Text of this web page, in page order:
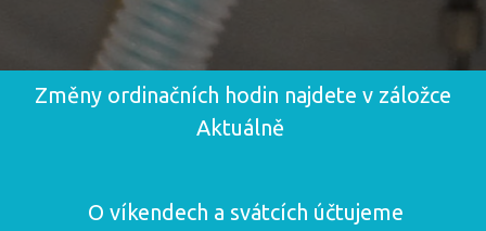
Změny ordinačních hodin najdete v záložce
Aktuálně
O víkendech a svátcích účtujeme